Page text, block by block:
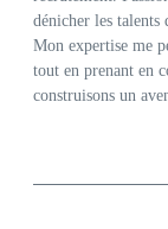
dénicher les talents
Mon expertise me
tout en prenant en
construisons un